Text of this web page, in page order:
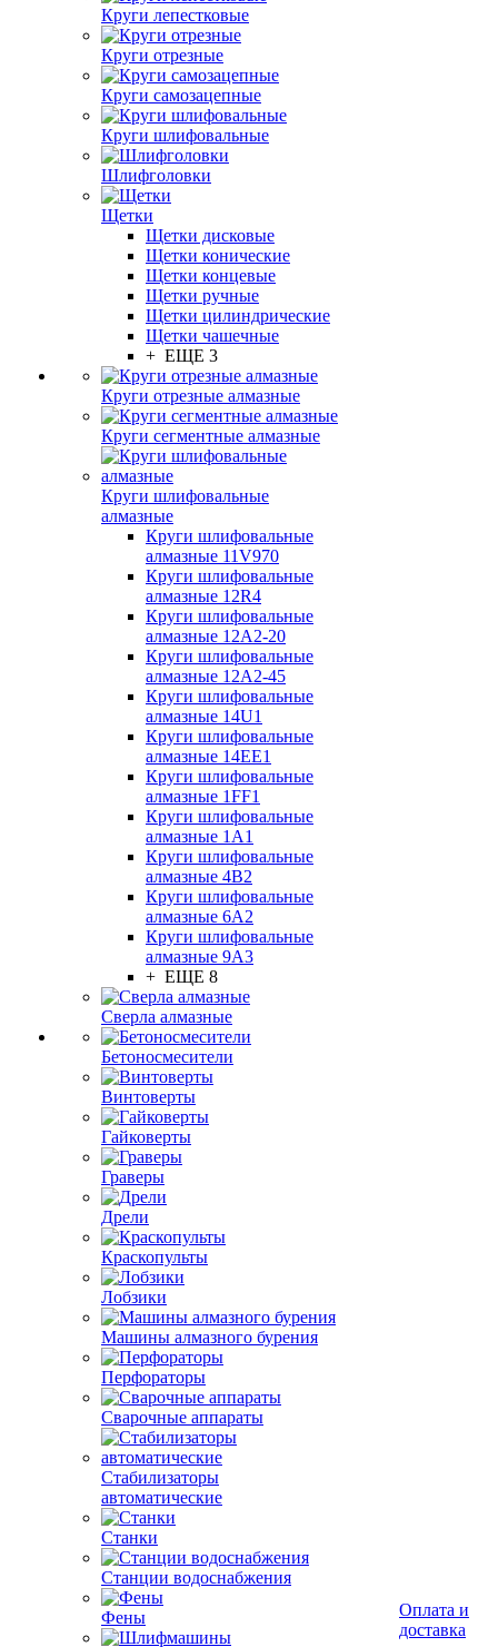
Круги лепестковые
Круги отрезные
Круги самозацепные
Круги шлифовальные
Шлифголовки
Щетки
Щетки дисковые
Щетки конические
Щетки концевые
Щетки ручные
Щетки цилиндрические
Щетки чашечные
+ ЕЩЕ 3
Круги отрезные алмазные
Круги сегментные алмазные
Круги шлифовальные
алмазные
Круги шлифовальные
алмазные 11V970
Круги шлифовальные
алмазные 12R4
Круги шлифовальные
алмазные 12А2-20
Круги шлифовальные
алмазные 12А2-45
Круги шлифовальные
алмазные 14U1
Круги шлифовальные
алмазные 14ЕЕ1
Круги шлифовальные
алмазные 1FF1
Круги шлифовальные
алмазные 1А1
Круги шлифовальные
алмазные 4В2
Круги шлифовальные
алмазные 6A2
Круги шлифовальные
алмазные 9А3
+ ЕЩЕ 8
Сверла алмазные
Бетоносмесители
Винтоверты
Гайковерты
Граверы
Дрели
Краскопульты
Лобзики
Машины алмазного бурения
Перфораторы
Сварочные аппараты
Стабилизаторы
автоматические
Станки
Станции водоснабжения
Фены
Оплата и
доставка